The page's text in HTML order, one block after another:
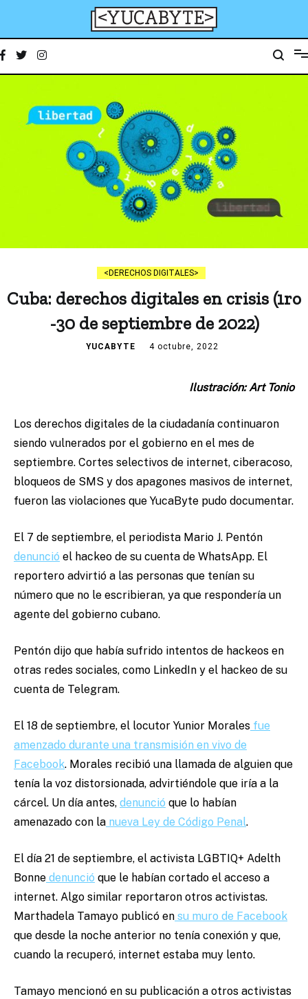
YucaByte
DERECHOS DIGITALES
Cuba: derechos digitales en crisis (1ro
-30 de septiembre de 2022)
YUCABYTE 4 octubre, 2022
Ilustración: Art Tonio
Los derechos digitales de la ciudadanía continuaron
siendo vulnerados por el gobierno en el mes de
septiembre. Cortes selectivos de internet, ciberacoso,
bloqueos de SMS y dos apagones masivos de internet,
fueron las violaciones que YucaByte pudo documentar.
El 7 de septiembre, el periodista Mario J. Pentón
denunció el hackeo de su cuenta de WhatsApp. El
reportero advirtió a las personas que tenían su
número que no le escribieran, ya que respondería un
agente del gobierno cubano.
Pentón dijo que había sufrido intentos de hackeos en
otras redes sociales, como LinkedIn y el hackeo de su
cuenta de Telegram.
El 18 de septiembre, el locutor Yunior Morales fue
amenzado durante una transmisión en vivo de
Facebook. Morales recibió una llamada de alguien que
tenía la voz distorsionada, advirtiéndole que iría a la
cárcel. Un día antes, denunció que lo habían
amenazado con la nueva Ley de Código Penal.
El día 21 de septiembre, el activista LGBTIQ+ Adelth
Bonne denunció que le habían cortado el acceso a
internet. Algo similar reportaron otros activistas.
Marthadela Tamayo publicó en su muro de Facebook
que desde la noche anterior no tenía conexión y que,
cuando la recuperó, internet estaba muy lento.
Tamayo mencionó en su publicación a otros activistas